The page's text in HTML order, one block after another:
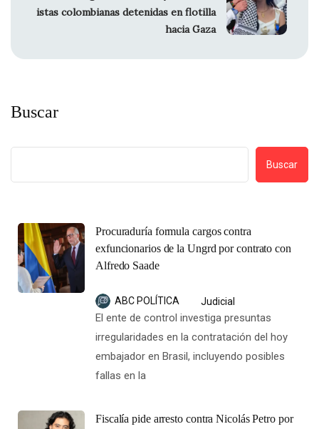
istas colombianas detenidas en flotilla
hacia Gaza
Buscar
Buscar
Procuraduría formula cargos contra
exfuncionarios de la Ungrd por contrato con
Alfredo Saade
ABC POLÍTICA Judicial
El ente de control investiga presuntas
irregularidades en la contratación del hoy
embajador en Brasil, incluyendo posibles
fallas en la
Fiscalía pide arresto contra Nicolás Petro por